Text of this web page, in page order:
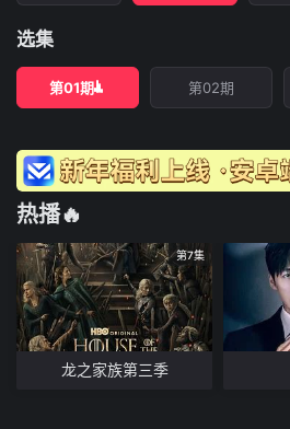
选集
第01期 第02期
热播🔥
第7集
龙之家族第三季